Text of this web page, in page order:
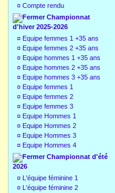
¤ Compte rendu
Championnat
d'hiver 2025-2026
¤ Equipe femmes 1 +35 ans
¤ Equipe femmes 2 +35 ans
¤ Equipe hommes 1 +35 ans
¤ Equipe hommes 2 +35 ans
¤ Equipe hommes 3 +35 ans
¤ Equipe femmes 1
¤ Equipe femmes 2
¤ Equipe femmes 3
¤ Equipe Hommes 1
¤ Equipe Hommes 2
¤ Equipe Hommes 3
¤ Equipe Hommes 4
Championnat d'été
2026
¤ L'équipe féminine 1
¤ L'équipe féminine 2